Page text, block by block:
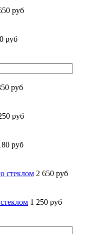
руб
руб
руб
руб
руб
стеклом 2 650 руб
1 250 руб